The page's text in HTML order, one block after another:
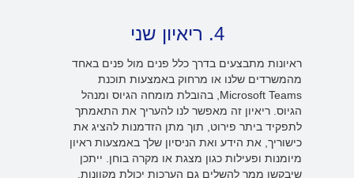
4. ריאיון שני
ראיונות מתבצעים בדרך כלל פנים מול פנים באחד
מהמשרדים שלנו או מרחוק באמצעות תוכנת
Microsoft Teams, בהובלת מומחה הגיוס ומנהל
הגיוס. ריאיון זה מאפשר לנו להעריך את התאמתך
לתפקיד ביתר פירוט, תוך מתן הזדמנות להציג את
כישוריך, את הידע ואת הניסיון שלך באמצעות ראיון
מיומנות ופעילות כגון מצגת או מקרה בוחן. ייתכן
שיבקשו ממך להשלים גם הערכות יכולת מקוונות.